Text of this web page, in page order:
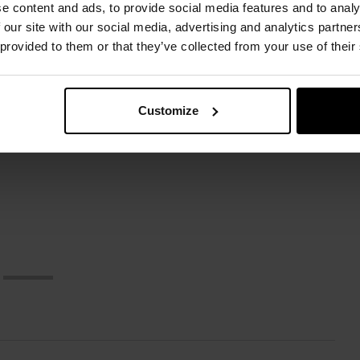
content and ads, to provide social media features and to
site with our social media, advertising and analytics
to them or that they’ve collected from your use of
Customize
ХІТИ ПРОДАЖІВ
Налобний ліхтарик Mil-
люменів
Налобний ліхтарик Wuben
2 158,15 грн